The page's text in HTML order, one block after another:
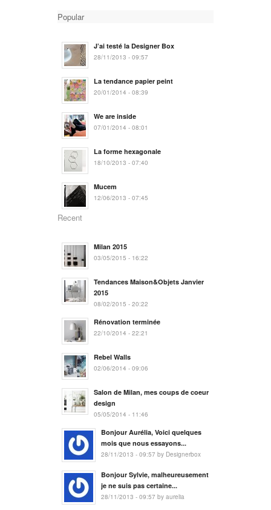
Popular
J’ai testé la Designer Box
28/11/2013 - 09:57
La tendance papier peint
20/01/2014 - 08:39
We are inside
07/01/2014 - 08:01
La forme hexagonale
18/10/2013 - 07:40
Mucem
12/06/2013 - 07:45
Recent
Milan 2015
03/05/2015 - 16:22
Tendances Maison&Objets Janvier
2015
08/02/2015 - 20:22
Rénovation terminée
22/10/2014 - 22:21
Rebel Walls
02/06/2014 - 09:06
Salon de Milan, mes coups de coeur
design
05/05/2014 - 11:46
Bonjour Aurélia, Voici quelques
mois que nous essayons...
28/11/2013 - 09:57 by Designerbox
Bonjour Sylvie, malheureusement
je ne suis pas certaine...
28/11/2013 - 09:57 by aurelia